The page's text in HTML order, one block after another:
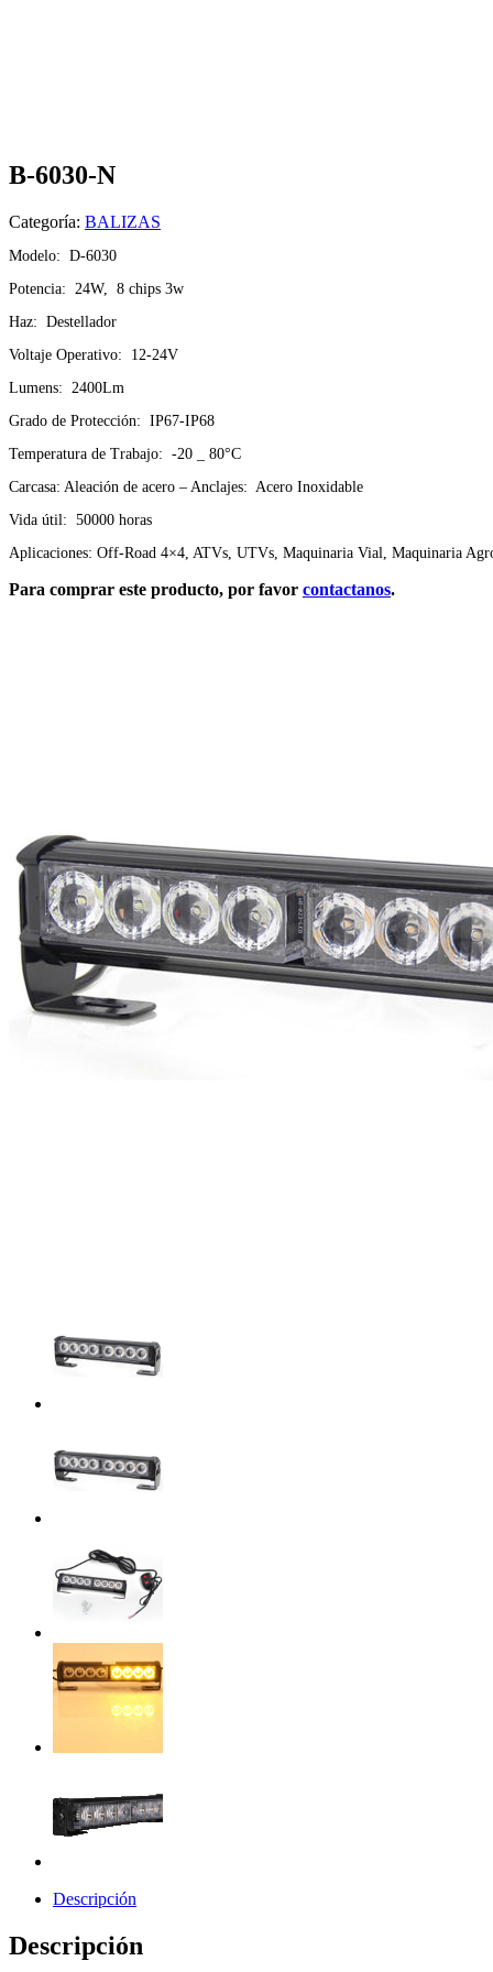
B-6030-N
Categoría: BALIZAS
Modelo: D-6030
Potencia: 24W, 8 chips 3w
Haz: Destellador
Voltaje Operativo: 12-24V
Lumens: 2400Lm
Grado de Protección: IP67-IP68
Temperatura de Trabajo: -20 _ 80°C
Carcasa: Aleación de acero – Anclajes: Acero Inoxidable
Vida útil: 50000 horas
Aplicaciones: Off-Road 4×4, ATVs, UTVs, Maquinaria Vial, Maquinaria
Para comprar este producto, por favor contactanos.
Descripción
Descripción